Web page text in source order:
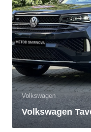
Volkswagen
Volkswagen